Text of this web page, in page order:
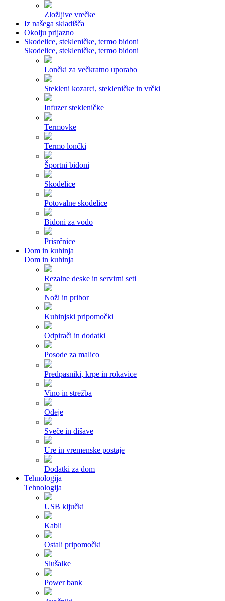
Zložljive vrečke
Iz našega skladišča
Okolju prijazno
Skodelice, stekleničke, termo bidoni
Skodelice, stekleničke, termo bidoni
Lončki za večkratno uporabo
Stekleni kozarci, stekleničke in vrčki
Infuzer stekleničke
Termovke
Termo lončki
Športni bidoni
Skodelice
Potovalne skodelice
Bidoni za vodo
Prisrčnice
Dom in kuhinja
Dom in kuhinja
Rezalne deske in servirni seti
Noži in pribor
Kuhinjski pripomočki
Odpirači in dodatki
Posode za malico
Predpasniki, krpe in rokavice
Vino in strežba
Odeje
Sveče in dišave
Ure in vremenske postaje
Dodatki za dom
Tehnologija
Tehnologija
USB ključki
Kabli
Ostali pripomočki
Slušalke
Power bank